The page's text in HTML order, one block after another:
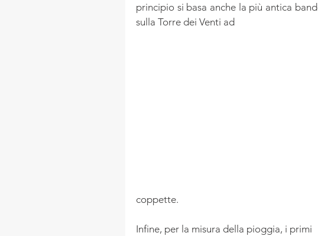
principio si basa anche la più antica
sulla Torre dei Venti ad
coppette.
Infine, per la misura della pioggia, i primi